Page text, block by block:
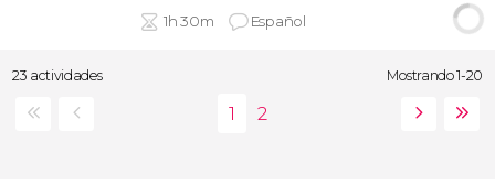
1h 30m Español
23 actividades Mostrando 1-20